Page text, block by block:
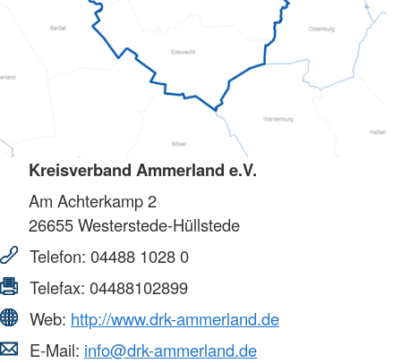
Kreisverband Ammerland e.V.
Am Achterkamp 2
26655Westerstede-Hüllstede
Telefon: 04488 1028 0
Telefax: 04488102899
Web: http://www.drk-ammerland.de
E-Mail: info@drk-ammerland.de